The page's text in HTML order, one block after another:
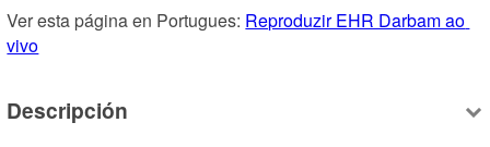
Ver esta página en Portugues: Reproduzir EHR Darbam ao
vivo
Descripción